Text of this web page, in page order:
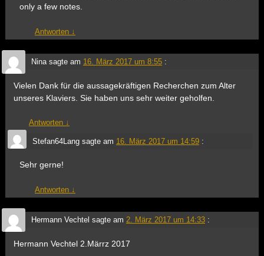
only a few notes.
Antworten ↓
Ninasagte am 16. März 2017 um 8:55 :
Vielen Dank für die aussagekräftigen Recherchen zum Alter
unseres Klaviers. Sie haben uns sehr weiter geholfen.
Antworten ↓
Stefan64Langsagte am 16. März 2017 um 14:59 :
Sehr gerne!
Antworten ↓
Hermann Vechtel sagte am 2. März 2017 um 14:33 :
Hermann Vechtel 2.Märrz 2017